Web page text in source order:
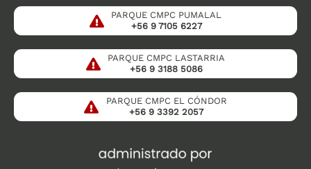
PARQUE CMPC PUMALAL
+56 9 7105 6227
PARQUE CMPC LASTARRIA
+56 9 3188 5086
PARQUE CMPC EL CÓNDOR
+56 9 3392 2057